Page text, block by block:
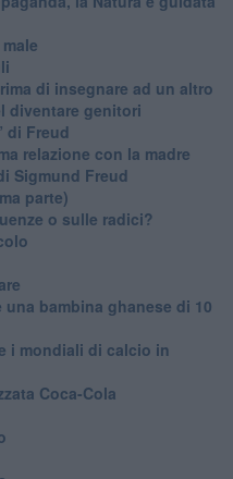
di insegnare ad un altro
diventare genitori
di Freud
relazione con la madre
Sigmund Freud
parte)
o sulle radici?
bambina ghanese di 10
i mondiali di calcio in
Coca-Cola